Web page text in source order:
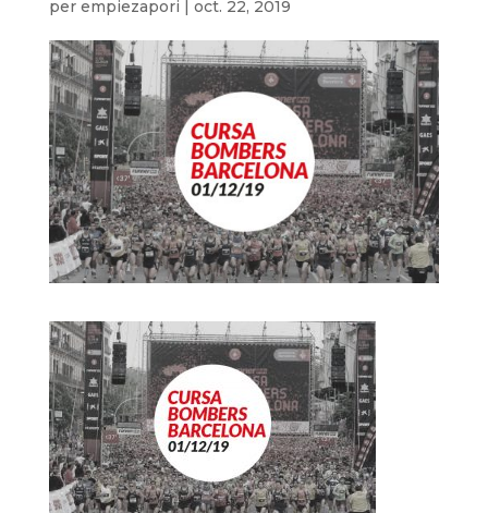
per empiezapori | oct. 22, 2019